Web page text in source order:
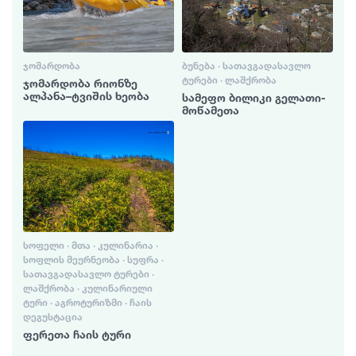
ᲯᲝᲛᲐᲠᲓᲝᲑᲐ
ჯომარდობა რიონზე
ალპანა–ტვიშის ხეობა
ᲑᲣᲜᲔᲑᲐ · ᲡᲐᲗᲐᲕᲒᲐᲓᲐᲡᲐᲕᲚᲝ
ᲢᲣᲠᲔᲑᲘ · ᲚᲐᲨᲥᲠᲝᲑᲐ
სამეფო ბილიკი გელათი-
მოწამეთა
ᲡᲝᲤᲔᲚᲘ · ᲛᲗᲐ · ᲙᲣᲚᲘᲜᲐᲠᲘᲐ ·
ᲡᲝᲤᲚᲘᲡ ᲛᲔᲣᲠᲜᲔᲝᲑᲐ · ᲡᲣᲤᲠᲐ ·
ᲡᲐᲗᲐᲕᲒᲐᲓᲐᲡᲐᲕᲚᲝ ᲢᲣᲠᲔᲑᲘ ·
ᲚᲐᲨᲥᲠᲝᲑᲐ · ᲙᲣᲚᲘᲜᲐᲠᲘᲣᲚᲘ
ᲢᲣᲠᲘ · ᲐᲒᲠᲝᲢᲣᲠᲘᲖᲛᲘ · ᲩᲐᲘᲡ
ᲓᲔᲒᲣᲡᲢᲐᲪᲘᲐ
ფერეთა ჩაის ტური